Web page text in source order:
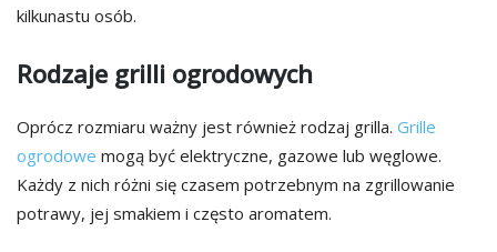
kilkunastu osób.
Rodzaje grilli ogrodowych
Oprócz rozmiaru ważny jest również rodzaj grilla. Grille
ogrodowe mogą być elektryczne, gazowe lub węglowe.
Każdy z nich różni się czasem potrzebnym na zgrillowanie
potrawy, jej smakiem i często aromatem.